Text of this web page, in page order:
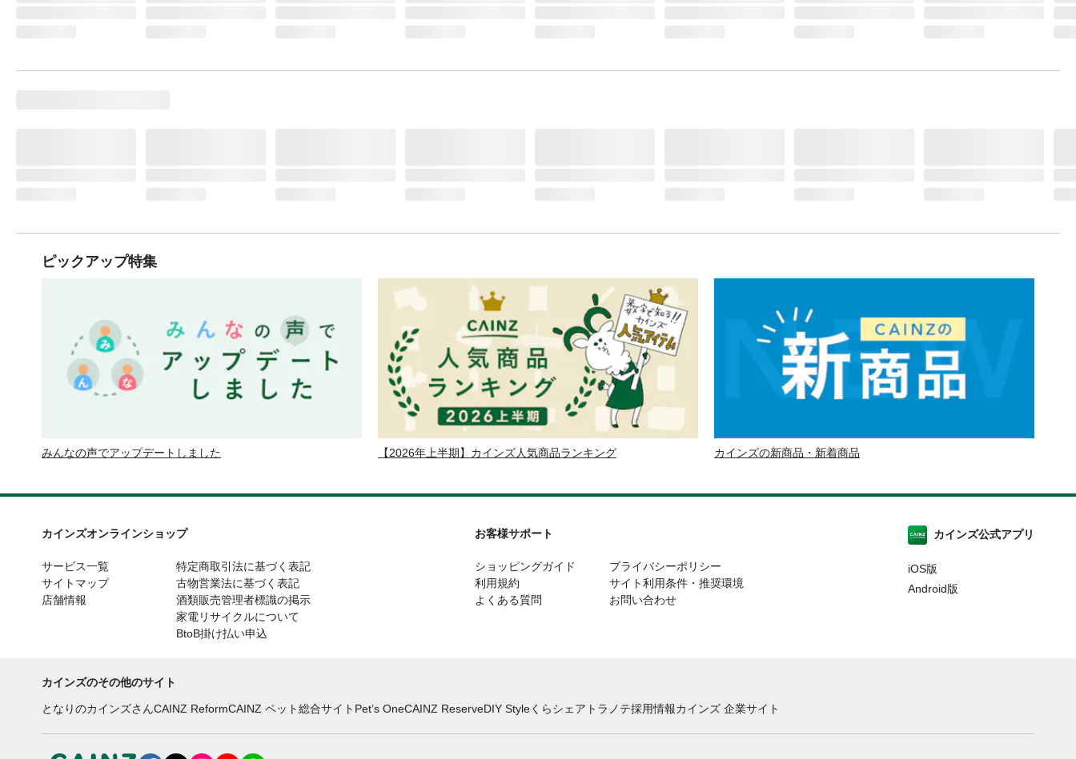
ピックアップ特集
みんなの声でアップデートしました 【2026年上半期】カインズ人気商品ランキング カインズの新商品・新着商品
カインズオンラインショップ
サービス一覧
サイトマップ
店舗情報
特定商取引法に基づく表記
古物営業法に基づく表記
酒類販売管理者標識の掲示
家電リサイクルについて
BtoB掛け払い申込
お客様サポート
ショッピングガイド
利用規約
よくある質問
プライバシーポリシー
サイト利用条件・推奨環境
お問い合わせ
カインズ公式アプリ
iOS版
Android版
カインズのその他のサイト
となりのカインズさんCAINZ ReformCAINZ ペット総合サイト Pet’s OneCAINZ ReserveDIY Styleくらシェア トラノテ採用情報カインズ 企業サイト